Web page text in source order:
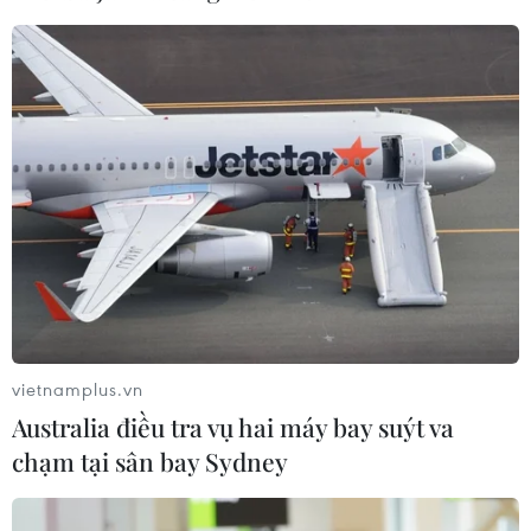
Tổng Biên tập: TRẦN TIẾN DUẨN
Phó Tổng Biên tập: NGUYỄN THỊ TÁM, KHÚC THANH
THỦY
Sở hữu trí tuệ
Quy định sử dụng
RSS
Hỗ trợ
Ngôn ngữ
Dịch vụ tin
Quảng cáo
vietnamplus.vn
Australia điều tra vụ hai máy bay suýt va
chạm tại sân bay Sydney